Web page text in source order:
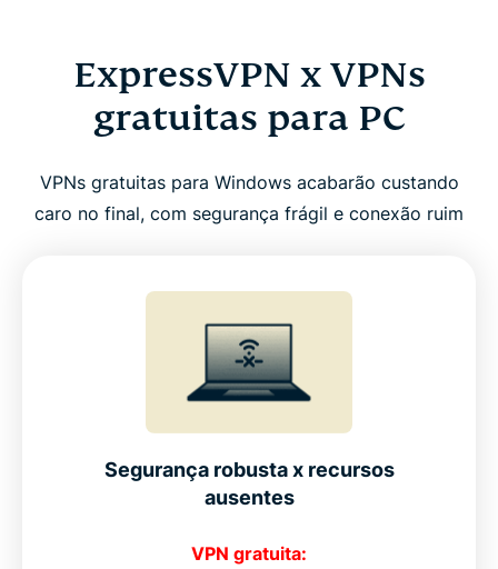
ExpressVPN x VPNs
gratuitas para PC
VPNs gratuitas para Windows acabarão custando
caro no final, com segurança frágil e conexão ruim
Segurança robusta x recursos
ausentes
VPN gratuita: